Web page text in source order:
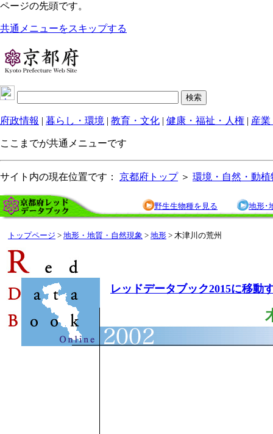
ページの先頭です。
共通メニューをスキップする
府政情報 | 暮らし・環境 | 教育・文化 | 健康・福祉・人権 | 産業
ここまでが共通メニューです
サイト内の現在位置です： 京都府トップ＞ 環境・自然・動植
野生生物種を見る 地形･
トップページ > 地形・地質・自然現象 > 地形 > 木津川の荒州
レッドデータブック2015に移動